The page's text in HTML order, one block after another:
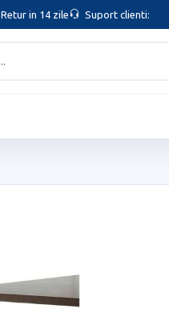
Retur in 14 zile Suport clienti: